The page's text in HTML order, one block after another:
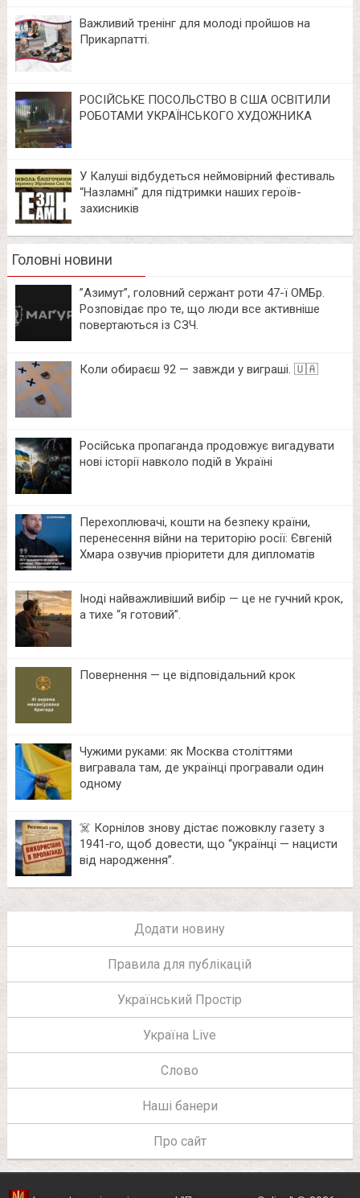
Важливий тренінг для молоді пройшов на
Прикарпатті.
РОСІЙСЬКЕ ПОСОЛЬСТВО В США ОСВІТИЛИ
РОБОТАМИ УКРАЇНСЬКОГО ХУДОЖНИКА
У Калуші відбудеться неймовірний фестиваль
“Назламні” для підтримки наших героїв-
захисників
Головні новини
⁨”Азимут”, головний сержант роти 47-ї ОМБр.
Розповідає про те, що люди все активніше
повертаються із СЗЧ.
Коли обираєш 92 — завжди у виграші. 🇺🇦
Російська пропаганда продовжує вигадувати
нові історії навколо подій в Україні
Перехоплювачі, кошти на безпеку країни,
перенесення війни на територію росії: Євгеній
Хмара озвучив пріоритети для дипломатів
Іноді найважливіший вибір — це не гучний крок,
а тихе “я готовий”.
Повернення — це відповідальний крок
Чужими руками: як Москва століттями
вигравала там, де українці програвали один
одному
☠️ Корнілов знову дістає пожовклу газету з
1941‑го, щоб довести, що “українці — нацисти
від народження”.
Додати новину
Правила для публікацій
Український Простір
Україна Live
Слово
Наші банери
Про сайт